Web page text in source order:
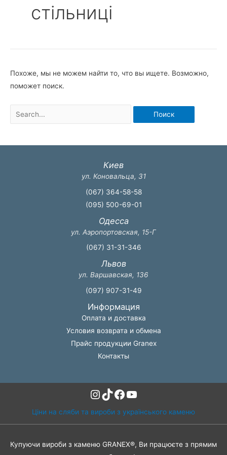
стільниці
Похоже, мы не можем найти то, что вы ищете. Возможно,
поможет поиск.
Поиск:
Киев
ул. Коновальца, 31
(067) 364-58-58
(095) 500-69-01
Одесса
ул. Аэропортовская, 15-Г
(067) 31-31-346
Львов
ул. Варшавская, 136
(097) 907-31-49
Информация
Оплата и доставка
Условия возврата и обмена
Прайс продукции Granex
Контакты
Instagram
TikTok
Facebook
YouTube
Ціни на сляби та вироби з українського каменю
Купуючи вироби з каменю GRANEX®, Ви працюєте з прямим